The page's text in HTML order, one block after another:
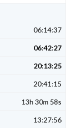
06:14:37
06:42:27
20:13:25
20:41:15
13h 30m 58s
13:27:56